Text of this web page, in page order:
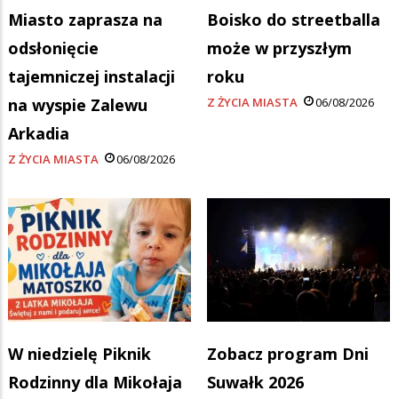
Miasto zaprasza na
odsłonięcie
tajemniczej instalacji
na wyspie Zalewu
Arkadia
Z ŻYCIA MIASTA 06/08/2026
Boisko do streetballa
może w przyszłym
roku
Z ŻYCIA MIASTA 06/08/2026
W niedzielę Piknik
Rodzinny dla Mikołaja
Zobacz program Dni
Suwałk 2026